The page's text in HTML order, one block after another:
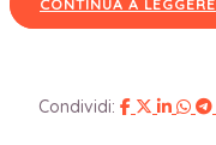
CONTINUA A LEGGERE
Condividi: